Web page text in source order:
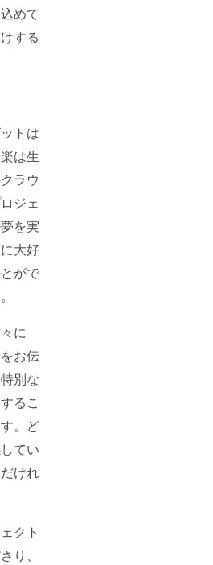
めて
する
トは
は生
ラウ
ジェ
を実
大好
がで
に
お伝
別な
るこ
。ど
てい
けれ
クト
り、